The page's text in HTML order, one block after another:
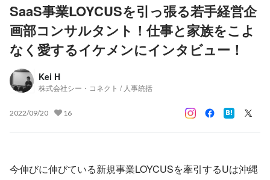
SaaS事業LOYCUSを引っ張る若手経営企
画部コンサルタント！仕事と家族をこよ
なく愛するイケメンにインタビュー！
Kei H
株式会社シー・コネクト / 人事統括
2022/09/20 16
今伸びに伸びている新規事業LOYCUSを牽引するUは沖縄